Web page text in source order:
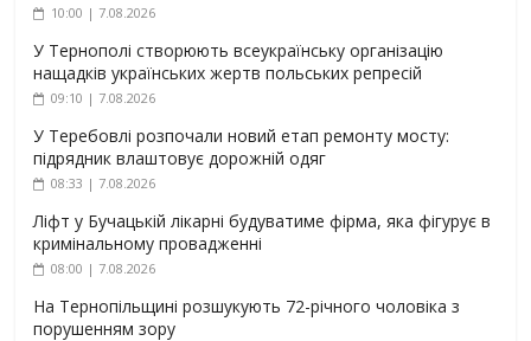
10:00 | 7.08.2026
У Тернополі створюють всеукраїнську організацію
нащадків українських жертв польських репресій
09:10 | 7.08.2026
У Теребовлі розпочали новий етап ремонту мосту:
підрядник влаштовує дорожній одяг
08:33 | 7.08.2026
Ліфт у Бучацькій лікарні будуватиме фірма, яка фігурує в
кримінальному провадженні
08:00 | 7.08.2026
На Тернопільщині розшукують 72-річного чоловіка з
порушенням зору